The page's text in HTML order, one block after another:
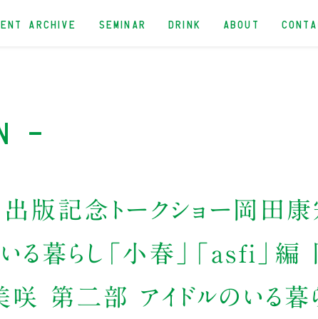
ARCHIVE SEMINAR DRINK ABOUT
-
出版記念トークショー岡田康
る暮らし「小春」「asfi」編
第二部 アイドルのいる暮